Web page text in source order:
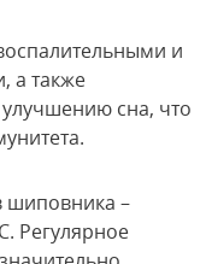
и
а также
сна, что
шиповника –
Регулярное